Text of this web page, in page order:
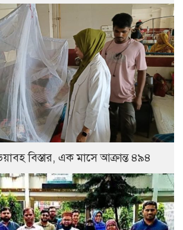
বিস্তার, এক মাসে আক্রান্ত ৪৯৪